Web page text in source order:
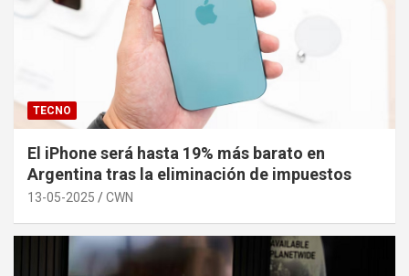
TECNO
El iPhone será hasta 19% más barato en
Argentina tras la eliminación de impuestos
13-05-2025 CWN